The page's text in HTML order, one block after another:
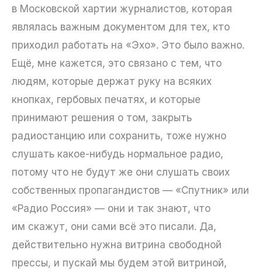
в Московской хартии журналистов, которая
являлась важным документом для тех, кто
приходил работать на «Эхо». Это было важно.
Ещё, мне кажется, это связано с тем, что
людям, которые держат руку на всяких
кнопках, гербовых печатях, и которые
принимают решения о том, закрыть
радиостанцию или сохранить, тоже нужно
слушать какое-нибудь нормальное радио,
потому что не будут же они слушать своих
собственных пропагандистов — «Спутник» или
«Радио Россия» — они и так знают, что
им скажут, они сами всё это писали. Да,
действительно нужна витрина свободной
прессы, и пускай мы будем этой витриной,